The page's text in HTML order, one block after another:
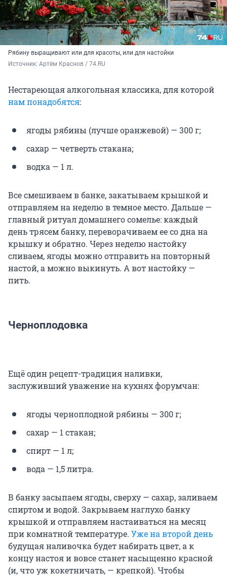
Рябину выращивают или для красоты, или для настойки
Источник: Артём Краснов / 74.RU
Нестареющая алкогольная классика, для которой
нам понадобятся:
ягоды рябины (лучше оранжевой) — 300 г;
сахар — четверть стакана;
водка — 1 л.
Все смешиваем в банке, закатываем крышкой и
отправляем на неделю в темное место. Дальше —
главный ритуал домашнего сомелье: каждый
день трясем банку, переворачиваем ее со дна на
крышку и обратно. Через неделю настойку
сливаем, ягоды можно отправить на повторный
настой, а можно выкинуть. А вот настойку —
пить.
Черноплодовка
Ещё один рецепт-традиция наливки,
заслуживший уважение на кухнях форумчан:
ягоды черноплодной рябины — 300 г;
сахар — 1 стакан;
спирт — 1 л;
вода — 1,5 литра.
В банку засыпаем ягоды, сверху — сахар, заливаем
спиртом и водой. Закрываем наглухо банку
крышкой и отправляем настаиваться на месяц
при комнатной температуре. Уже на второй день
будущая наливочка будет набирать цвет, а к
концу настоя и вовсе станет насыщенно красной
(и, что уж кокетничать, — крепкой). Чтобы